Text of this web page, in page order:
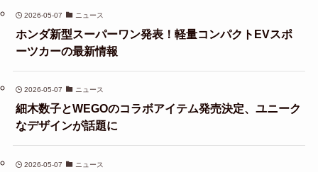
2026-05-07 ニュース
ホンダ新型スーパーワン発表！軽量コンパクトEVスポ
ーツカーの最新情報
2026-05-07 ニュース
細木数子とWEGOのコラボアイテム発売決定、ユニーク
なデザインが話題に
2026-05-07 ニュース